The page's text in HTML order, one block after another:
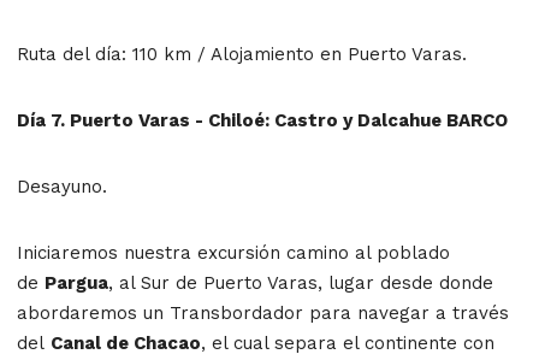
Ruta del día: 110 km / Alojamiento en Puerto Varas.
Día 7. Puerto Varas - Chiloé: Castro y Dalcahue BARCO
Desayuno.
Iniciaremos nuestra excursión camino al poblado
de Pargua, al Sur de Puerto Varas, lugar desde donde
abordaremos un Transbordador para navegar a través
del Canal de Chacao, el cual separa el continente con